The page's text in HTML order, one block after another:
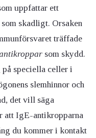
uppfattar ett
skadligt. Orsaken
träffade
som skydd.
speciella celler i
slemhinnor och
det vill säga
att IgE-antikropparna
du kommer i kontakt